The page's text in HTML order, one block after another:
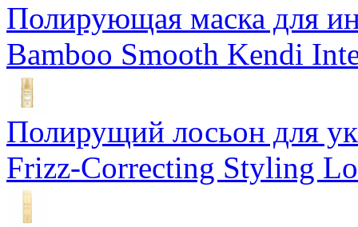
Полирующая маска для
Bamboo Smooth Kendi
Полирущий лосьон для
Frizz-Correcting Styling